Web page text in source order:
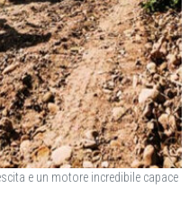
e un motore incredibile capace